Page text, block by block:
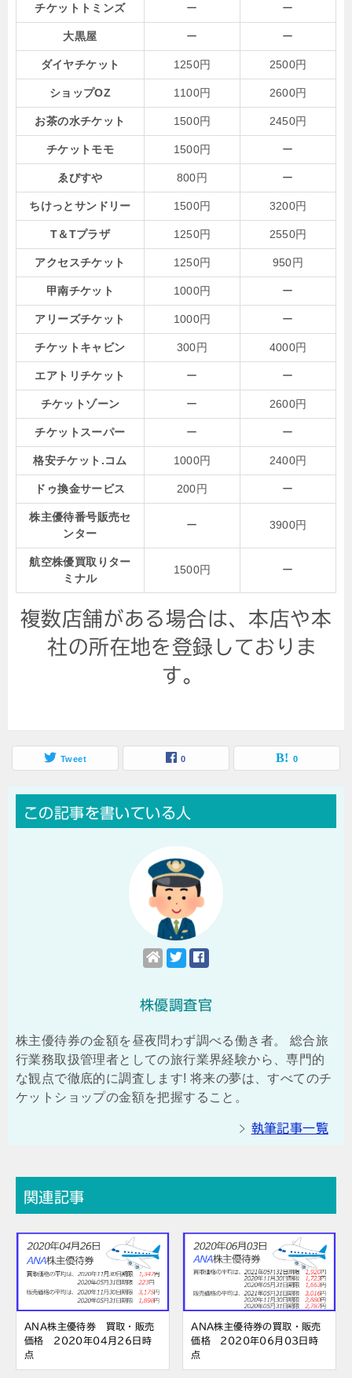
チケットトミンズ ー ー
大黒屋 ー ー
ダイヤチケット 1250円 2500円
ショップOZ 1100円 2600円
お茶の水チケット 1500円 2450円
チケットモモ 1500円 ー
ゑびすや 800円 ー
ちけっとサンドリー 1500円 3200円
T＆Tプラザ 1250円 2550円
アクセスチケット 1250円 950円
甲南チケット 1000円 ー
アリーズチケット 1000円 ー
チケットキャビン 300円 4000円
エアトリチケット ー ー
チケットゾーン ー 2600円
チケットスーパー ー ー
格安チケット.コム 1000円 2400円
ドゥ換金サービス 200円 ー
株主優待番号販売セ
ンター
ー 3900円
航空株優買取りター
ミナル
1500円 ー
複数店舗がある場合は、本店や本
社の所在地を登録しておりま
す。
Tweet 0 0
この記事を書いている人
株優調査官
株主優待券の金額を昼夜問わず調べる働き者。 総合旅
行業務取扱管理者としての旅行業界経験から、専門的
な観点で徹底的に調査します! 将来の夢は、すべてのチ
ケットショップの金額を把握すること。
執筆記事一覧
関連記事
ANA株主優待券 買取・販売
価格 2020年04月26日時
点
ANA株主優待券の買取・販売
価格 2020年06月03日時
点